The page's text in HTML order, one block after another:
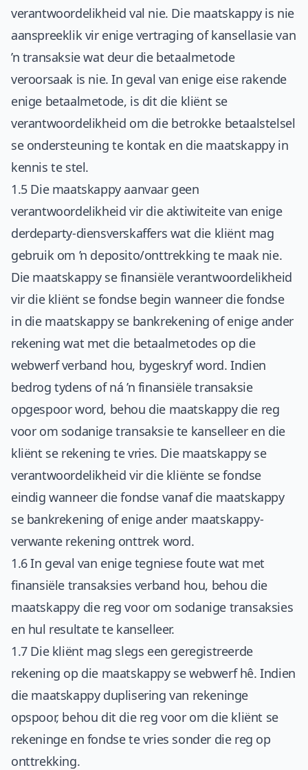
verantwoordelikheid val nie. Die maatskappy is nie
aanspreeklik vir enige vertraging of kansellasie van
’n transaksie wat deur die betaalmetode
veroorsaak is nie. In geval van enige eise rakende
enige betaalmetode, is dit die kliënt se
verantwoordelikheid om die betrokke betaalstelsel
se ondersteuning te kontak en die maatskappy in
kennis te stel.
1.5 Die maatskappy aanvaar geen
verantwoordelikheid vir die aktiwiteite van enige
derdeparty-diensverskaffers wat die kliënt mag
gebruik om ’n deposito/onttrekking te maak nie.
Die maatskappy se finansiële verantwoordelikheid
vir die kliënt se fondse begin wanneer die fondse
in die maatskappy se bankrekening of enige ander
rekening wat met die betaalmetodes op die
webwerf verband hou, bygeskryf word. Indien
bedrog tydens of ná ’n finansiële transaksie
opgespoor word, behou die maatskappy die reg
voor om sodanige transaksie te kanselleer en die
kliënt se rekening te vries. Die maatskappy se
verantwoordelikheid vir die kliënte se fondse
eindig wanneer die fondse vanaf die maatskappy
se bankrekening of enige ander maatskappy-
verwante rekening onttrek word.
1.6 In geval van enige tegniese foute wat met
finansiële transaksies verband hou, behou die
maatskappy die reg voor om sodanige transaksies
en hul resultate te kanselleer.
1.7 Die kliënt mag slegs een geregistreerde
rekening op die maatskappy se webwerf hê. Indien
die maatskappy duplisering van rekeninge
opspoor, behou dit die reg voor om die kliënt se
rekeninge en fondse te vries sonder die reg op
onttrekking.